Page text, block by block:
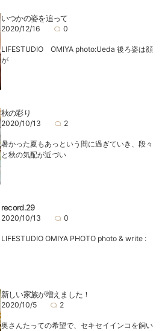
いつかの姿を追って
2020/12/16 0
LIFESTUDIO OMIYA photo:Ueda 後ろ姿は顔
が
秋の彩り
2020/10/13 2
暑かった夏もあっという間に過ぎていき、段々
と秋の気配が近づい
record.29
2020/10/13 0
LIFESTUDIO OMIYA PHOTO photo & write :
新しい家族が増えました！
2020/10/5 2
奥さんたっての希望で、セキセイインコを飼い